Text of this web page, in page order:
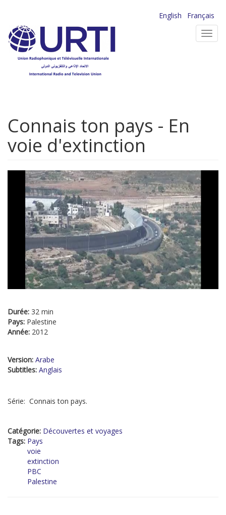
contenu
principal
English
Français
Connais ton pays - En
voie d'extinction
Durée: 32 min
Pays: Palestine
Année: 2012
Version: Arabe
Subtitles: Anglais
Série: Connais ton pays.
Catégorie: Découvertes et voyages
Tags: Pays
voie
extinction
PBC
Palestine